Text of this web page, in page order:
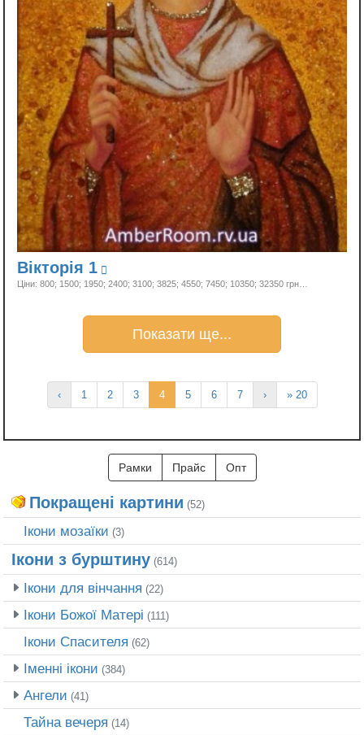
Вікторія 1
Ціни: 800; 1500; 1950; 2400; 3100; 3825; 4550; 7450; 10350; 32350 грн…
‹ 1 2 3 4(current)
5 6 7 › » 20
Рамки Прайс Опт
Покращені картини (52)
Ікони мозаїки (3)
Ікони з бурштину (614)
Ікони для вінчання (22)
Ікони Божої Матері (111)
Ікони Спасителя (62)
Іменні ікони (384)
Ангели (41)
Тайна вечеря (14)